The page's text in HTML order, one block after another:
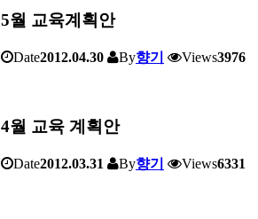
5월 교육계획안
Date2012.04.30 By향기 Views3976
4월 교육 계획안
Date2012.03.31 By향기 Views6331